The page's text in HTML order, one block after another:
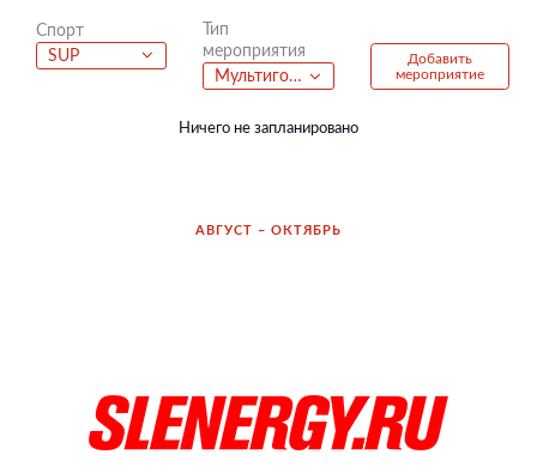
Спорт
SUP
Тип
мероприятия
Мультигонка
Добавить
мероприятие
Ничего не запланировано
АВГУСТ – ОКТЯБРЬ